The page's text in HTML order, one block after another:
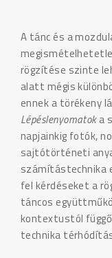
A tánc és a
rögzítése szinte
alatt mégis
ennek a törékeny
Lépéslenyomatoka
napjainkig fotók,
sajtótörténeti
számítástechnika
fel kérdéseket a
táncos
kontextustól
technika